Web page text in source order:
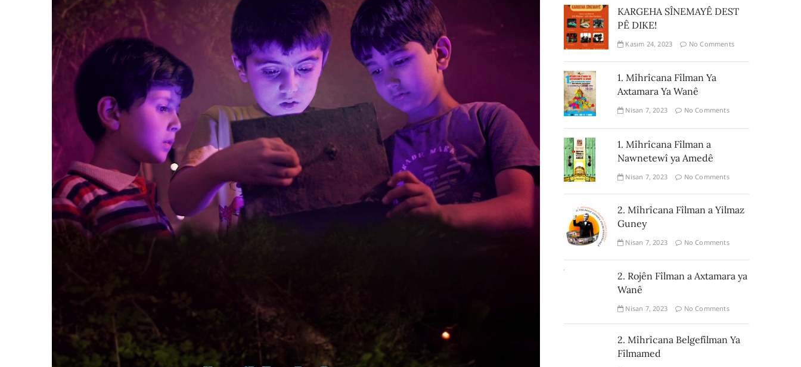
KARGEHA SÎNEMAYÊ DEST
PÊ DIKE!
Kasım 24, 2023 No Comments
1. Mîhrîcana Fîlman Ya
Axtamara Ya Wanê
Nisan 7, 2023 No Comments
1. Mîhrîcana Fîlman a
Nawnetewî ya Amedê
Nisan 7, 2023 No Comments
2. Mîhrîcana Fîlman a Yilmaz
Guney
Nisan 7, 2023 No Comments
2. Rojên Fîlman a Axtamara ya
Wanê
Nisan 7, 2023 No Comments
2. Mîhrîcana Belgefîlman Ya
Fîlmamed